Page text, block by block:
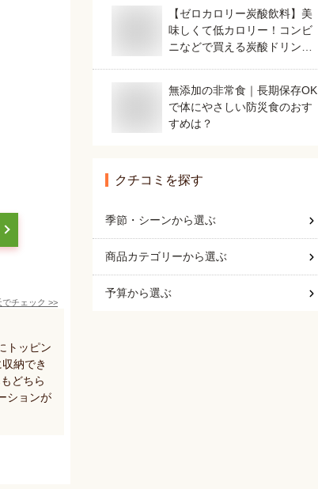
でチェック >>
トッピン
納でき
どちら
ションが
【ゼロカロリー炭酸飲料】美
味しくて低カロリー！コンビ
ニなどで買える炭酸ドリンク
無添加の非常食｜長期保存OK
で体にやさしい防災食のおす
すめは？
クチコミを探す
季節・シーンから選ぶ
商品カテゴリーから選ぶ
予算から選ぶ